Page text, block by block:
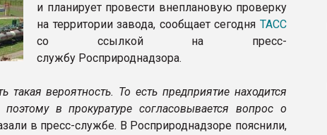
и планирует провести внеплановую проверку
на территории завода, сообщает сегодня ТАСС
со ссылкой на пресс-
службу Росприроднадзора.
такая вероятность. То есть предприятие находится
в прокуратуре согласовывается вопрос о
в пресс-службе. В Росприроднадзоре пояснили,